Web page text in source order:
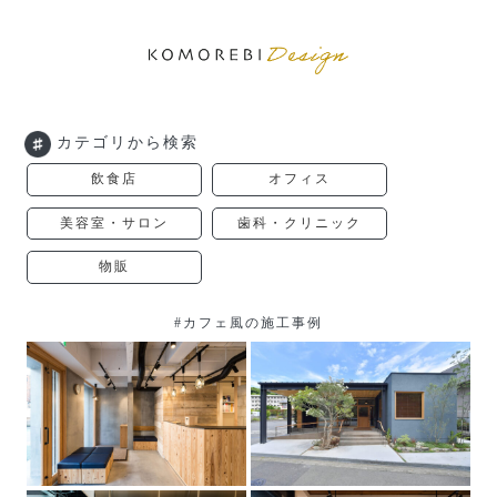
カテゴリから検索
飲食店 オフィス
美容室・サロン 歯科・クリニック
物販
#カフェ風の施工事例